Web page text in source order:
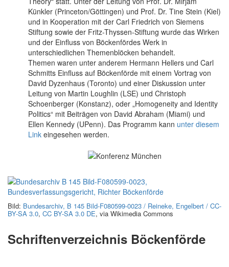
Künkler (Princeton/Göttingen) und Prof. Dr. Tine Stein (Kiel)
und in Kooperation mit der Carl Friedrich von Siemens
Stiftung sowie der Fritz-Thyssen-Stiftung wurde das Wirken
und der Einfluss von Böckenfördes Werk in
unterschiedlichen Themenblöcken behandelt.
Themen waren unter anderem Hermann Hellers und Carl
Schmitts Einfluss auf Böckenförde mit einem Vortrag von
David Dyzenhaus (Toronto) und einer Diskussion unter
Leitung von Martin Loughlin (LSE) und Christoph
Schoenberger (Konstanz), oder „Homogeneity and Identity
Politics“ mit Beiträgen von David Abraham (Miami) und
Ellen Kennedy (UPenn). Das Programm kann unter diesem
Link eingesehen werden.
Bild: Bundesarchiv, B 145 Bild-F080599-0023 / Reineke, Engelbert / CC-
BY-SA 3.0, CC BY-SA 3.0 DE, via Wikimedia Commons
Schriftenverzeichnis Böckenförde